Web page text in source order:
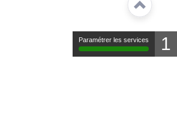
Paramétrer les services 1